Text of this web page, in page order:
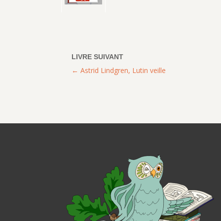
Astrid Lindgren, Lutin veille